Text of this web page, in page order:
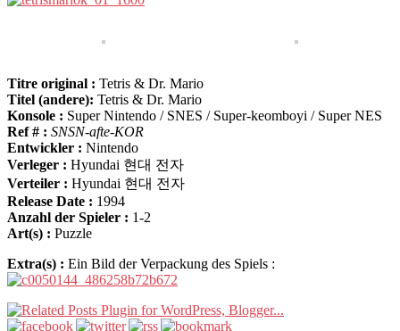
Titre original : Tetris & Dr. Mario
Titel (andere): Tetris & Dr. Mario
Konsole : Super Nintendo / SNES / Super-keomboyi / Super NES
Ref # : SNSN-afte-KOR
Entwickler : Nintendo
Verleger : Hyundai 현대 전자
Verteiler : Hyundai 현대 전자
Release Date : 1994
Anzahl der Spieler : 1-2
Art(s) : Puzzle
Extra(s) : Ein Bild der Verpackung des Spiels :